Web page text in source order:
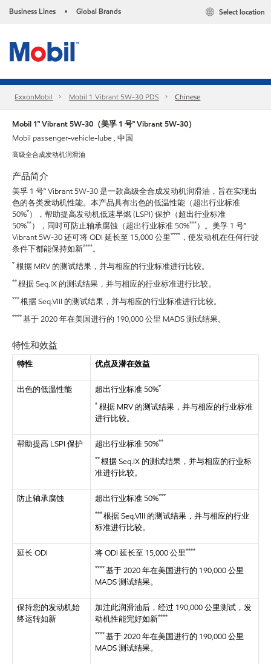
Business Lines • Global Brands Select location
ExxonMobil Mobil 1 Vibrant 5W-30 PDS Chinese
Mobil 1™ Vibrant 5W-30（美孚 1 号™ Vibrant 5W-30）
Mobil passenger-vehicle-lube , 中国
高级全合成发动机润滑油
产品简介
美孚 1 号™ Vibrant 5W-30 是一款高级全合成发动机润滑油，旨在实现出
色的各类发动机性能。本产品具有出色的低温性能（超出行业标准
50%*），帮助提高发动机低速早燃 (LSPI) 保护（超出行业标准
50%**），同时可防止轴承腐蚀（超出行业标准 50%***）。美孚 1 号™
Vibrant 5W-30 还可将 ODI 延长至 15,000 公里**** ，使发动机在任何行驶
条件下都能保持如新****。
* 根据 MRV 的测试结果，并与相应的行业标准进行比较。
**根据 Seq.IX 的测试结果，并与相应的行业标准进行比较。
***根据 Seq.VIII 的测试结果，并与相应的行业标准进行比较。
****基于 2020 年在美国进行的 190,000 公里 MADS 测试结果。
特性和效益
特性 优点及潜在效益
出色的低温性能 超出行业标准 50%*
*根据 MRV 的测试结果，并与相应的行业标准
进行比较。
帮助提高 LSPI 保护 超出行业标准 50%**
**根据 Seq.IX 的测试结果，并与相应的行业标
准进行比较。
防止轴承腐蚀 超出行业标准 50%***
***根据 Seq.VIII 的测试结果，并与相应的行业
标准进行比较。
延长 ODI 将 ODI 延长至 15,000 公里****
****基于 2020 年在美国进行的 190,000 公里
MADS 测试结果。
保持您的发动机始
终运转如新
加注此润滑油后，经过 190,000 公里测试，发
动机性能完好如新****
****基于 2020 年在美国进行的 190,000 公里
MADS 测试结果。